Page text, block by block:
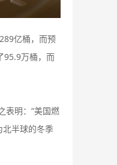
亿桶，而预
95.9万桶，而
表明：“美国燃
北半球的冬季